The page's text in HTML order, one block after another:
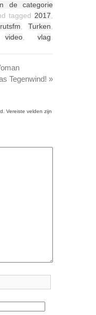
de categorie
tagged 2017
Turken
video vlag
Tegenwind! »
Vereiste velden zijn